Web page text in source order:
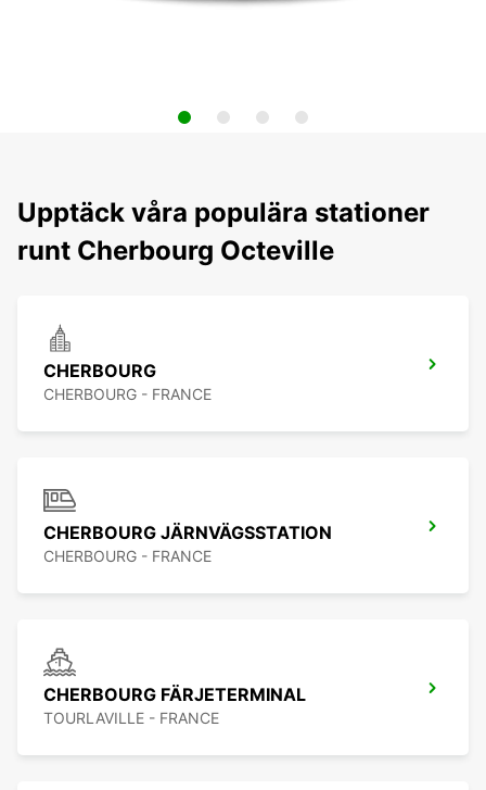
Upptäck våra populära stationer
runt Cherbourg Octeville
CHERBOURG
CHERBOURG - FRANCE
CHERBOURG JÄRNVÄGSSTATION
CHERBOURG - FRANCE
CHERBOURG FÄRJETERMINAL
TOURLAVILLE - FRANCE